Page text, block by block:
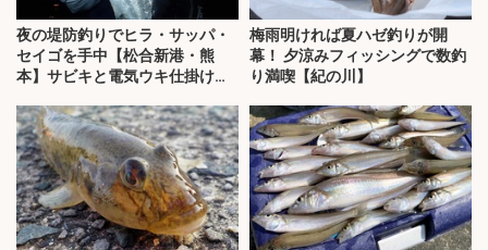
夜の堤防釣りでヒラ・サッパ・
セイゴを手中【松合新港・熊
本】サビキと電気ウキ仕掛けで
梅雨明ければ夏ハゼ釣りが開
幕！ 夕涼みフィッシングで数釣
り満喫【紀の川】